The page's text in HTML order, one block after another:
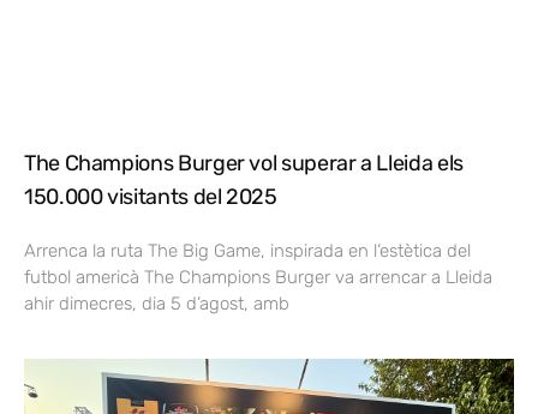
The Champions Burger vol superar a Lleida els
150.000 visitants del 2025
Arrenca la ruta The Big Game, inspirada en l’estètica del
futbol americà The Champions Burger va arrencar a Lleida
ahir dimecres, dia 5 d’agost, amb